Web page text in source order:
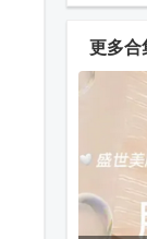
Mode
音乐文
更多合